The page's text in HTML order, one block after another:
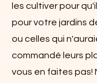
les cultiver pour
pour votre jardins
ou celles qui
commandé leurs
vous en faites pas!